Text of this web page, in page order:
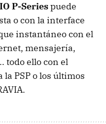
P-Seriespuede
o con la interface
instantáneo con el
mensajería,
todo ello con el
la PSPo los últimos
.